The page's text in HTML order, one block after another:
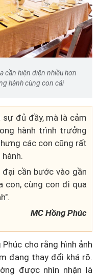
cần hiện diện nhiều hơn
hành cùng con cái
đủ đầy, mà là cảm
hành trình trưởng
các con cũng rất
cần bước vào gần
con, cùng con đi qua
MC Hồng Phúc
cho rằng hình ảnh
đang thay đổi khá rõ.
được nhìn nhận là